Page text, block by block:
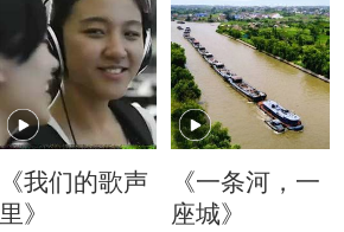
《我们的歌声
里》
《一条河，一
座城》